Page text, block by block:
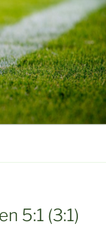
5:1 (3:1)